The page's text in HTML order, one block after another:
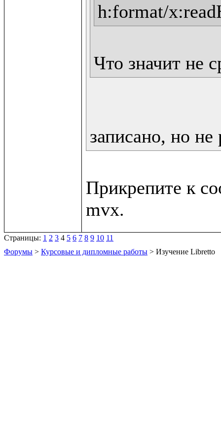
h:format/
Что значит не
записано, но не
Прикрепите к
Страницы: 1 2 3 4 5 6 7 8 9 10 11
Форумы > Курсовые и дипломные работы > Изучение Libretto